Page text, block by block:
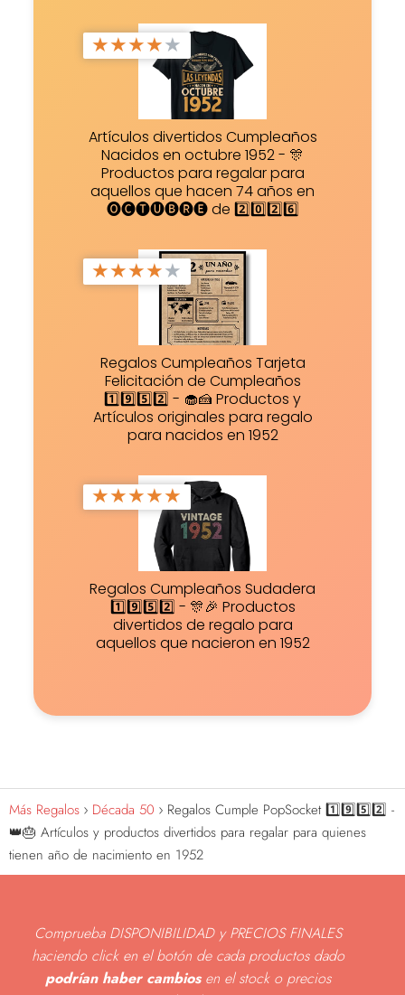
★★★★★
Artículos divertidos Cumpleaños
Nacidos en octubre 1952 - 🎊
Productos para regalar para
aquellos que hacen 74 años en
🅞🅒🅣🅤🅑🅡🅔 de 2️⃣0️⃣2️⃣6️⃣
★★★★★
Regalos Cumpleaños Tarjeta
Felicitación de Cumpleaños
1️⃣9️⃣5️⃣2️⃣ - 🧁🍰 Productos y
Artículos originales para regalo
para nacidos en 1952
★★★★★
Regalos Cumpleaños Sudadera
1️⃣9️⃣5️⃣2️⃣ - 🎊🎉 Productos
divertidos de regalo para
aquellos que nacieron en 1952
Más Regalos Década 50
Regalos Cumple PopSocket 1️⃣9️⃣5️⃣2️⃣ -
👑🎂 Artículos y productos divertidos para regalar para quienes
tienen año de nacimiento en 1952
Comprueba DISPONIBILIDAD y PRECIOS FINALES
haciendo click en el botón de cada productos dado
podrían haber cambiosen el stock o precios